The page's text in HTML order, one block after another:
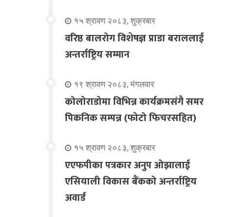
१५ श्रावण २०८३, शुक्रबार
वरिष्ठ बालरोग विशेषज्ञ प्राडा बराललाई
अन्तर्राष्ट्रिय सम्मान
१९ श्रावण २०८३, मंगलवार
कोलोराडोमा विभिन्न कार्यक्रमसंगै समर
पिकनिक सम्पन्न (फोटो फिचरसहित)
१५ श्रावण २०८३, शुक्रबार
एएफपीका पत्रकार अनुप ओझालाई
एसियाली विकास बैंकको अन्तर्राष्ट्रिय
अवार्ड